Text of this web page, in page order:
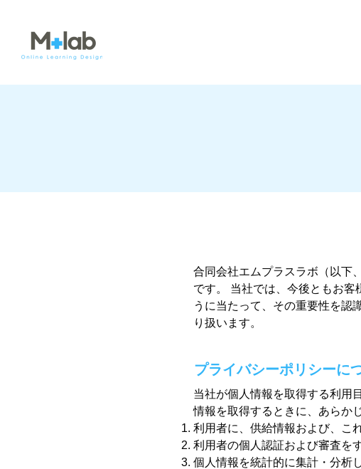
合同会社エムプラスラボ（以下
です。 当社では、今後ともお
うに当たって、その重要性を認
り扱います。
プライバシーポリシーに
当社が個人情報を取得する利用
情報を取得するときに、あらか
利用者に、供給情報および、こ
利用者の個人認証および審査を
個人情報を統計的に集計・分析